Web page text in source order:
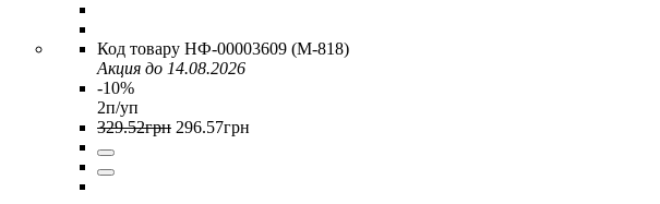
НФ-00003609 (M-818)
Акция до 14.08.2026
-10%
2п/уп
329.52грн 296.57грн